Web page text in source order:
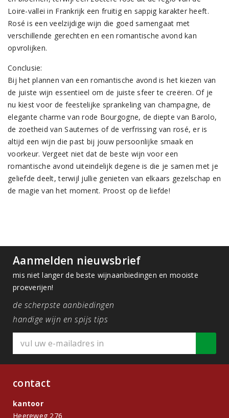
Loire-vallei in Frankrijk een fruitig en sappig karakter heeft.
Rosé is een veelzijdige wijn die goed samengaat met
verschillende gerechten en een romantische avond kan
opvrolijken.
Conclusie:
Bij het plannen van een romantische avond is het kiezen van
de juiste wijn essentieel om de juiste sfeer te creëren. Of je
nu kiest voor de feestelijke sprankeling van champagne, de
elegante charme van rode Bourgogne, de diepte van Barolo,
de zoetheid van Sauternes of de verfrissing van rosé, er is
altijd een wijn die past bij jouw persoonlijke smaak en
voorkeur. Vergeet niet dat de beste wijn voor een
romantische avond uiteindelijk degene is die je samen met je
geliefde deelt, terwijl jullie genieten van elkaars gezelschap en
de magie van het moment. Proost op de liefde!
Aanmelden nieuwsbrief
mis niet langer de beste wijnaanbiedingen en mooiste
proeverijen!
de scherpste aanbiedingen
handige wijn en spijs tips
contact
kantoor
Heereweg 276